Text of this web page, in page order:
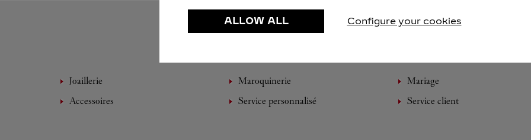
Joaillerie Maroquinerie Mariage
Accessoires
Service personnalisé Service client
ALLOW ALL Configure your cookies